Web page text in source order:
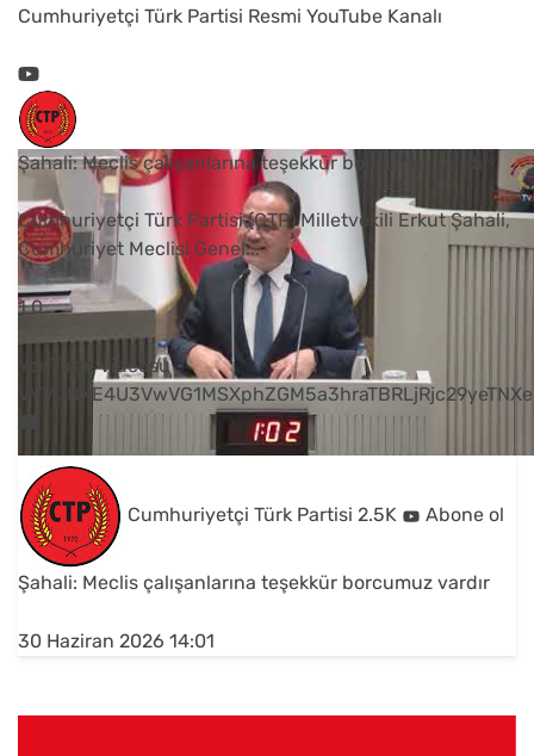
Cumhuriyetçi Türk Partisi Resmi YouTube Kanalı
Şahali: Meclis çalışanlarına teşekkür borcumuz vardır
Cumhuriyetçi Türk Partisi (CTP) Milletvekili Erkut Şahali,
Cumhuriyet Meclisi Genel...
1 0
YouTube Videosu
Cumhuriyetçi Türk Partisi 2.5K Abone ol
Şahali: Meclis çalışanlarına teşekkür borcumuz vardır
30 Haziran 2026 14:01